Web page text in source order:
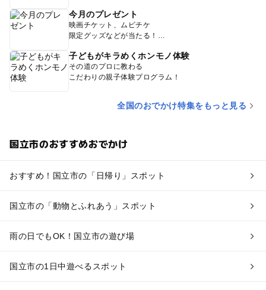
今月のプレゼント
映画チケット、ムビチケ
限定グッズなどが当たる！
子どもがキラめくホンモノ体験
その道のプロに教わる
こだわりの親子体験プログラム！
全国のおでかけ特集をもっと見る
国立市のおすすめおでかけ
おすすめ！国立市の「日帰り」スポット
国立市の「動物とふれあう」スポット
雨の日でもOK！国立市の遊び場
国立市の1日中遊べるスポット